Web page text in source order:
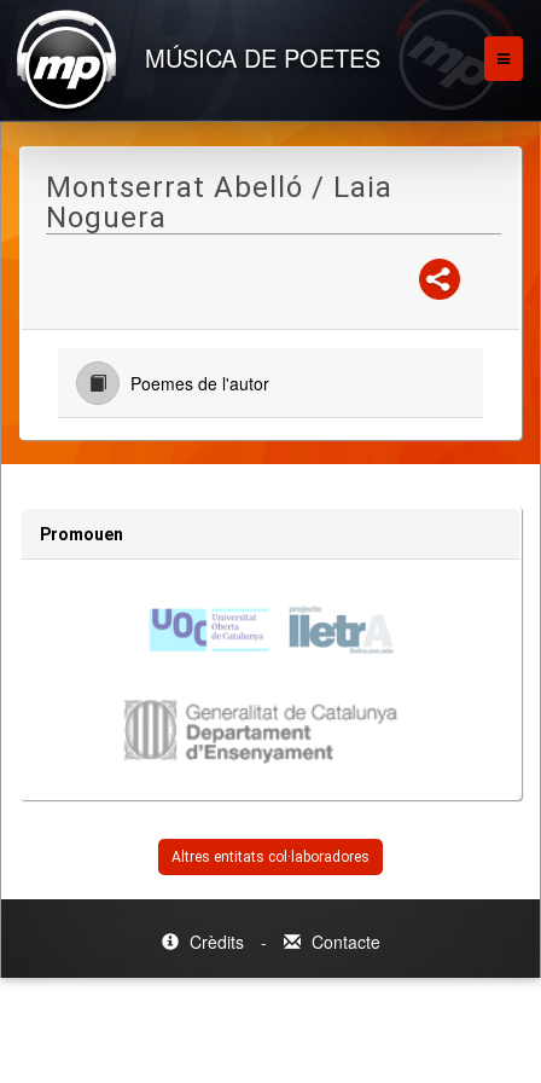
MÚSICA DE POETES
Montserrat Abelló / Laia
Noguera
Poemes de l'autor
Promouen
Altres entitats col·laboradores
Crèdits - Contacte